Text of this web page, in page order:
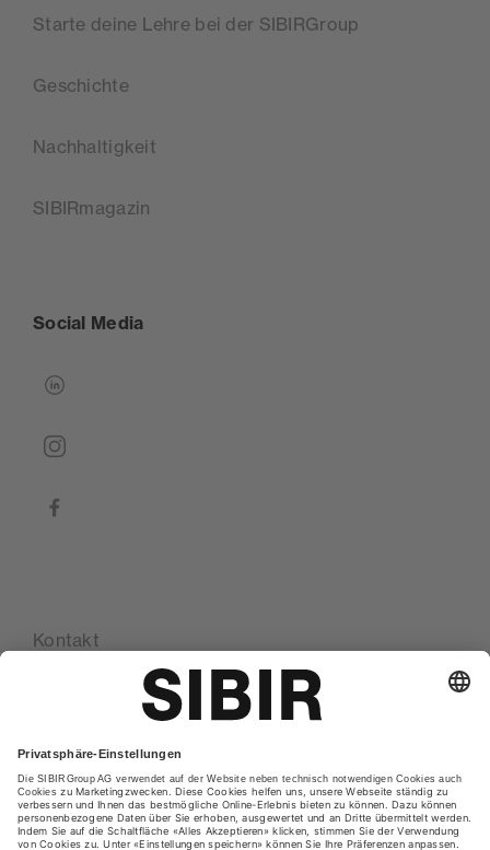
Starte deine Lehre bei der SIBIRGroup
Geschichte
Nachhaltigkeit
SIBIRmagazin
Social Media
linkedin
instagram
facebook
Kontakt
Glossar
Datenschutzerklärung